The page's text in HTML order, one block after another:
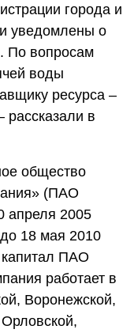
города и
уведомлены о
По вопросам
воды
ресурса –
в
общество
(ПАО
апреля 2005
18 мая 2010
ПАО
работает в
Воронежской,